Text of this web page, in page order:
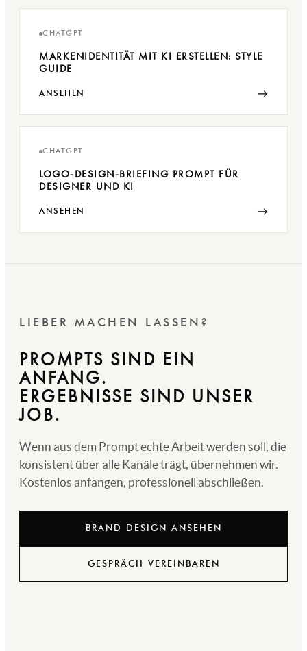
CHATGPT
MARKENIDENTITÄT MIT KI ERSTELLEN: STYLE
GUIDE
ANSEHEN →
CHATGPT
LOGO-DESIGN-BRIEFING PROMPT FÜR
DESIGNER UND KI
ANSEHEN →
LIEBER MACHEN LASSEN?
PROMPTS SIND EIN
ANFANG.
ERGEBNISSE SIND UNSER
JOB.
Wenn aus dem Prompt echte Arbeit werden soll, die
konsistent über alle Kanäle trägt, übernehmen wir.
Kostenlos anfangen, professionell abschließen.
BRAND DESIGN ANSEHEN
GESPRÄCH VEREINBAREN